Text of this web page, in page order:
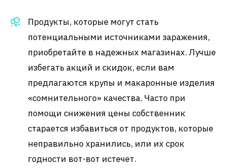
Продукты, которые могут стать
потенциальными источниками заражения,
приобретайте в надежных магазинах. Лучше
избегать акций и скидок, если вам
предлагаются крупы и макаронные изделия
«сомнительного» качества. Часто при
помощи снижения цены собственник
старается избавиться от продуктов, которые
неправильно хранились, или их срок
годности вот-вот истечет.